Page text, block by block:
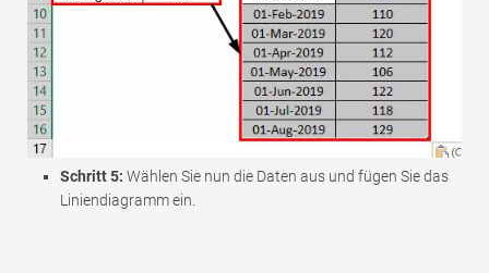
Schritt 5: Wählen Sie nun die Daten aus und fügen Sie das
Liniendiagramm ein.